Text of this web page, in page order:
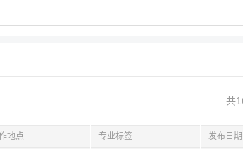
共
地点 专业标签 发布日期